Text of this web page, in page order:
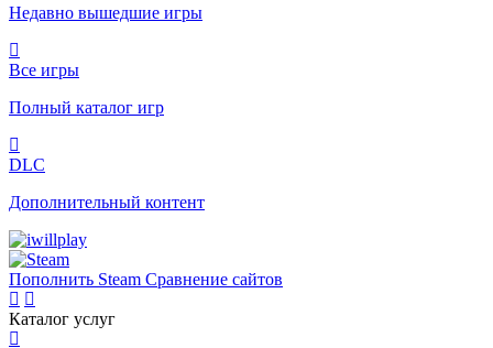
Недавно вышедшие игры
Все игры
Полный каталог игр
DLC
Дополнительный контент
Пополнить Steam Сравнение сайтов
Каталог услуг